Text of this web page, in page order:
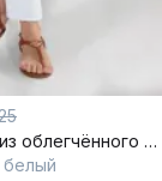
Брюки 7/8 из облегчённого джинса с эластичностью
белый